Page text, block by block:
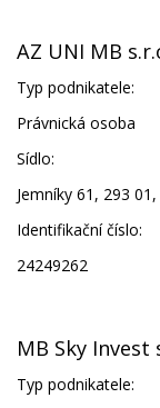
AZ UNI MB
Typ podnikatele:
Právnická osoba
Sídlo:
Jemníky 61, 293
Identifikační číslo:
24249262
MB Sky Invest
Typ podnikatele: